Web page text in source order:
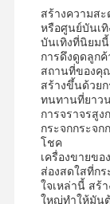
สร้างความส
หรือศูนย์บันเทิ
บันเทิงที่นิยม
การดึงดูดลูก
สถานที่ของคุ
สร้างขึ้นด้วย
ทนทานที่ยาว
การจราจรสูง
กระจกกระจก
โชค
เครื่องขายขอ
ส่องสดใสที่ก
ใจเหล่านี้ สร้
ใหญ่ทําให้มัน